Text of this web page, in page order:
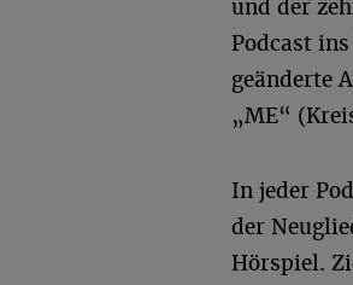
und der
Podcast
geänderte
„ME“
In jeder
der
Hörspiel.